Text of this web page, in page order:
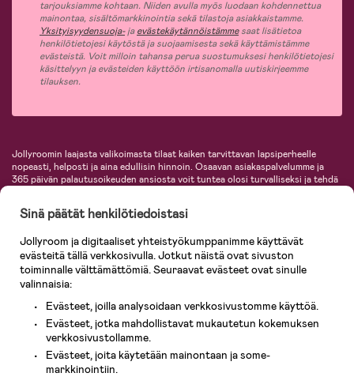
tarjouksiamme kohtaan. Niiden avulla myös luodaan kohdennettua
mainontaa, sisältömarkkinointia sekä tilastoja asiakkaistamme.
Yksityisyydensuoja-jaevästekäytännöistämmesaat lisätietoa
henkilötietojesi käytöstä ja suojaamisesta sekä käyttämistämme
evästeistä. Voit milloin tahansa perua suostumuksesi henkilötietojesi
käsittelyyn ja evästeiden käyttöön irtisanomalla uutiskirjeemme
tilauksen.
Jollyroomin laajasta valikoimasta tilaat kaiken tarvittavan lapsiperheelle
nopeasti, helposti ja aina edullisin hinnoin. Osaavan asiakaspalvelumme ja
365 päivän palautusoikeuden ansiosta voit tuntea olosi turvalliseksi ja tehdä
lastentarvikkeita sekä paljon muuta. Meiltä löydät lukuisia tunnettuja
KidKraft, Ergobaby, Philips Avent, Neonate, Cybex, LEGO ja monia muita!
Tervetuloa shoppailemaan Pohjoismaiden suurimpaan lastentarvikkeiden
verkkokauppaan!
Sinä päätät henkilötiedoistasi
Jollyroom ja digitaaliset yhteistyökumppanimme käyttävät
evästeitä tällä verkkosivulla. Jotkut näistä ovat sivuston
toiminnalle välttämättömiä. Seuraavat evästeet ovat sinulle
valinnaisia:
Evästeet, joilla analysoidaan verkkosivustomme käyttöä.
Evästeet, jotka mahdollistavat mukautetun kokemuksen
verkkosivustollamme.
Evästeet, joita käytetään mainontaan ja some-
markkinointiin.